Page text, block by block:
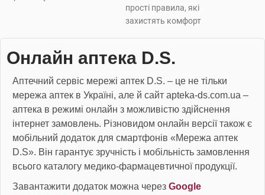
прості правила, які
захистять комфорт
Онлайн аптека D.S.
Аптечний сервіс мережі аптек D.S. – це не тільки
мережа аптек в Україні, але й сайт apteka-ds.com.ua –
аптека в режимі онлайн з можливістю здійснення
інтернет замовлень. Різновидом онлайн версії також є
мобільний додаток для смартфонів «Мережа аптек
D.S». Він гарантує зручність і мобільність замовлення
всього каталогу медико-фармацевтичної продукції.
Завантажити додаток можна через Google